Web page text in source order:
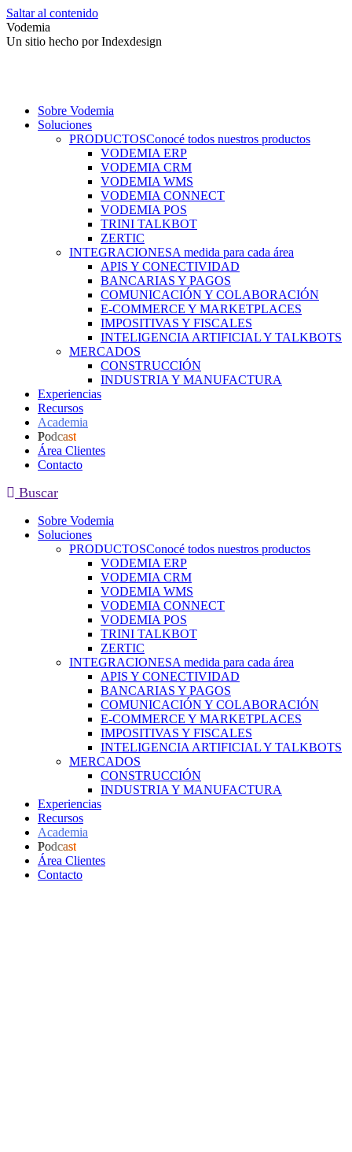
Saltar al contenido
Vodemia
Un sitio hecho por Indexdesign
Sobre Vodemia
Soluciones
PRODUCTOSConocé todos nuestros productos
VODEMIA ERP
VODEMIA CRM
VODEMIA WMS
VODEMIA CONNECT
VODEMIA POS
TRINI TALKBOT
ZERTIC
INTEGRACIONESA medida para cada área
APIS Y CONECTIVIDAD
BANCARIAS Y PAGOS
COMUNICACIÓN Y COLABORACIÓN
E-COMMERCE Y MARKETPLACES
IMPOSITIVAS Y FISCALES
INTELIGENCIA ARTIFICIAL Y TALKBOTS
MERCADOS
CONSTRUCCIÓN
INDUSTRIA Y MANUFACTURA
Experiencias
Recursos
Academia
Podcast
Área Clientes
Contacto
Buscar
Sobre Vodemia
Soluciones
PRODUCTOSConocé todos nuestros productos
VODEMIA ERP
VODEMIA CRM
VODEMIA WMS
VODEMIA CONNECT
VODEMIA POS
TRINI TALKBOT
ZERTIC
INTEGRACIONESA medida para cada área
APIS Y CONECTIVIDAD
BANCARIAS Y PAGOS
COMUNICACIÓN Y COLABORACIÓN
E-COMMERCE Y MARKETPLACES
IMPOSITIVAS Y FISCALES
INTELIGENCIA ARTIFICIAL Y TALKBOTS
MERCADOS
CONSTRUCCIÓN
INDUSTRIA Y MANUFACTURA
Experiencias
Recursos
Academia
Podcast
Área Clientes
Contacto